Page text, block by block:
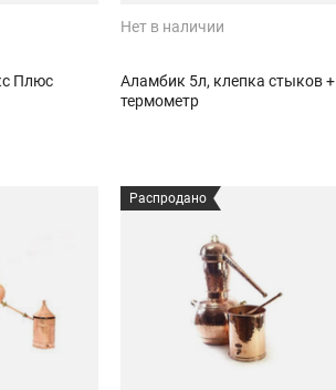
Плюс
Нет в наличии
Аламбик 5л, клепка стыков +
термометр
Распродано